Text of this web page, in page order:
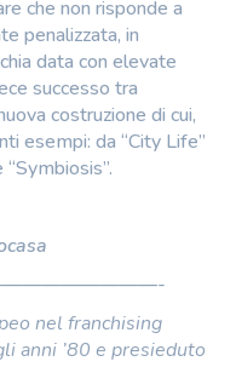
che non risponde a
penalizzata, in
data con elevate
successo tra
costruzione di cui,
esempi: da “City Life”
nel franchising
anni ’80 e presieduto